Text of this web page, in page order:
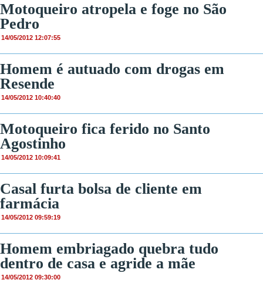
Motoqueiro atropela e foge no São
Pedro
14/05/2012 12:07:55
Homem é autuado com drogas em
Resende
14/05/2012 10:40:40
Motoqueiro fica ferido no Santo
Agostinho
14/05/2012 10:09:41
Casal furta bolsa de cliente em
farmácia
14/05/2012 09:59:19
Homem embriagado quebra tudo
dentro de casa e agride a mãe
14/05/2012 09:30:00